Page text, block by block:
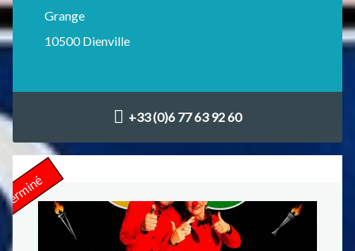
Grange
10500 Dienville
+33 (0)6 77 63 92 60
Terminé